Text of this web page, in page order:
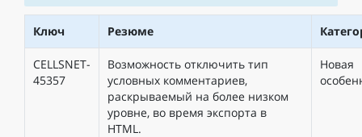
Ключ Резюме
CELLSNET-
45357
Возможность отключить тип
условных комментариев,
раскрываемый на более низком
уровне, во время экспорта в
HTML.
Новая